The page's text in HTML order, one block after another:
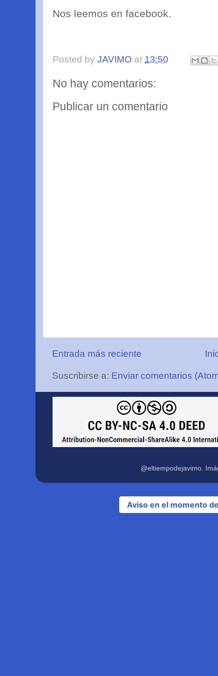
Nos leemos en facebook.
Posted byJAVIMO at 13:50
No hay comentarios:
Publicar un comentario
Entrada más reciente
Suscribirse a: Enviar comentarios
@eltiempodejavimo.
Aviso en el momento